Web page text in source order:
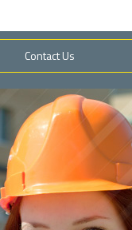
Contact Us